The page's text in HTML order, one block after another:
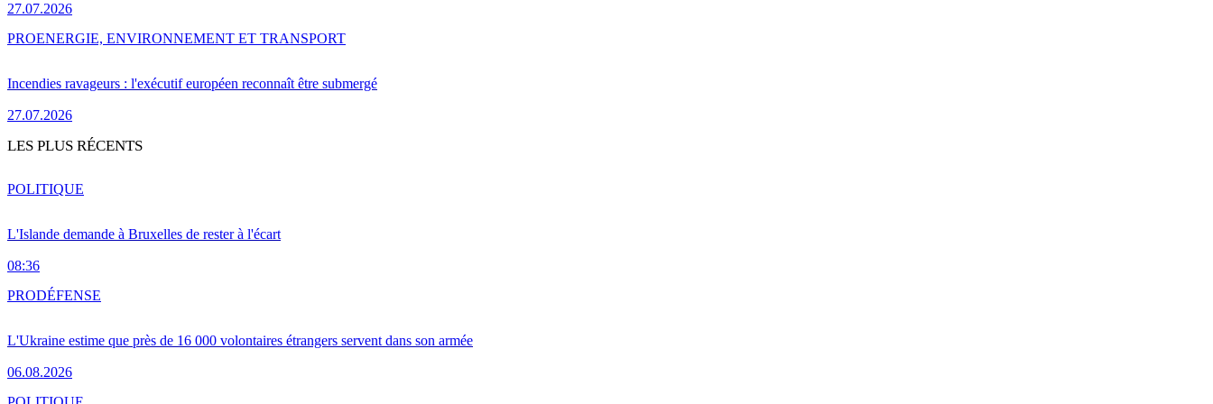
27.07.2026
Incendies ravageurs : l'exécutif européen reconnaît être submergé
27.07.2026
PROENERGIE, ENVIRONNEMENT ET TRANSPORT
LES PLUS RÉCENTS
L'Islande demande à Bruxelles de rester à l'écart
08:36
POLITIQUE
L'Ukraine estime que près de 16 000 volontaires étrangers servent dans son armée
06.08.2026
PRODÉFENSE